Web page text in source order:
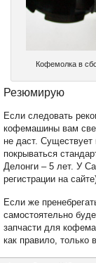
Кофемолка в
Резюмирую
Если следовать
кофемашины вам
не даст.
покрываться
Делонги – 5 лет. У
регистрации на
Если же
самостоятельно
запчасти для
как правило, только